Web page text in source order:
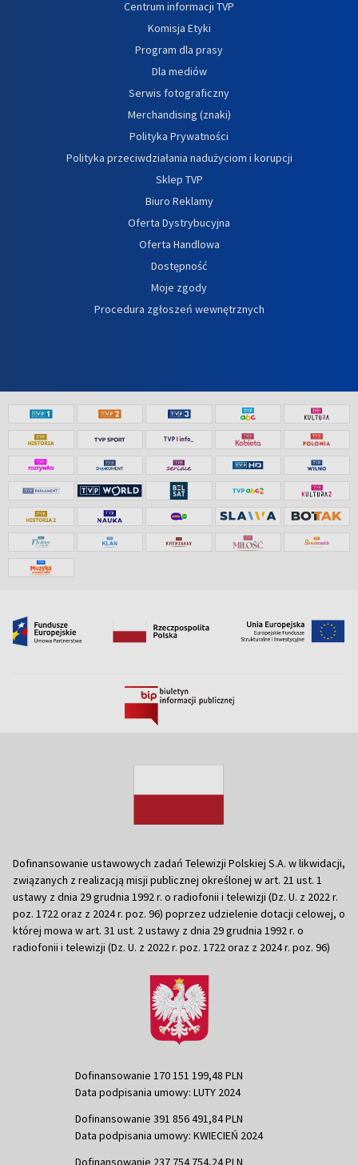
Centrum informacji TVP
Komisja Etyki
Program dla prasy
Dla mediów
Serwis fotograficzny
Merchandising (znaki)
Polityka Prywatności
Polityka przeciwdziałania nadużyciom i korupcji
Sklep TVP
Biuro Reklamy
Oferta Dystrybucyjna
Oferta Handlowa
Dostępność
Moje zgody
Procedura zgłoszeń wewnętrznych
Dofinansowanie ustawowych zadań Telewizji Polskiej S.A. w likwidacji,
związanych z realizacją misji publicznej określonej w art. 21 ust. 1
ustawy z dnia 29 grudnia 1992 r. o radiofonii i telewizji (Dz. U. z 2022 r.
poz. 1722 oraz z 2024 r. poz. 96) poprzez udzielenie dotacji celowej, o
której mowa w art. 31 ust. 2 ustawy z dnia 29 grudnia 1992 r. o
radiofonii i telewizji (Dz. U. z 2022 r. poz. 1722 oraz z 2024 r. poz. 96)
Dofinansowanie 170 151 199,48 PLN
Data podpisania umowy: LUTY 2024
Dofinansowanie 391 856 491,84 PLN
Data podpisania umowy: KWIECIEŃ 2024
Dofinansowanie 237 754 754,24 PLN